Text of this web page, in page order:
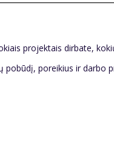
projektais dirbate,
pobūdį, poreikius ir darbo